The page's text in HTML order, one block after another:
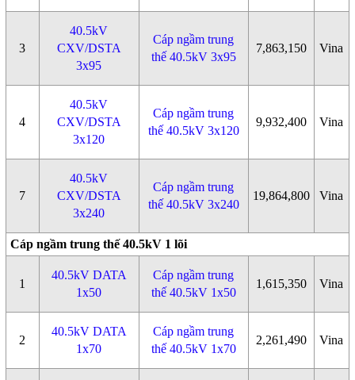
3
40.5kV
CXV/DSTA
3x95
Cáp ngầm trung
thế 40.5kV 3x95
7,863,150 Vina
4
40.5kV
CXV/DSTA
3x120
Cáp ngầm trung
thế 40.5kV 3x120
9,932,400 Vina
7
40.5kV
CXV/DSTA
3x240
Cáp ngầm trung
thế 40.5kV 3x240
19,864,800 Vina
Cáp ngầm trung thế 40.5kV 1 lõi
1
40.5kV DATA
1x50
Cáp ngầm trung
thế 40.5kV 1x50
1,615,350 Vina
2
40.5kV DATA
1x70
Cáp ngầm trung
thế 40.5kV 1x70
2,261,490 Vina